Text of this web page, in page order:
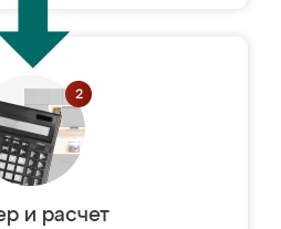
и расчет